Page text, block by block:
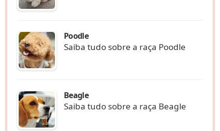
Poodle
Saiba tudo sobre a raça Poodle
Beagle
Saiba tudo sobre a raça Beagle